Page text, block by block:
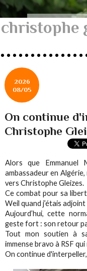
christophe
2026
08/05
On continue
Christophe
Alors que
ambassadeur en
vers Christophe Gleizes.
Ce combat pour sa
Weil quand j’étais
Aujourd’hui, cette
geste fort : son retour
Tout mon soutien à
immense bravo à RSF
On continue